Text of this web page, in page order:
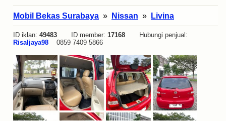
Mobil Bekas Surabaya » Nissan » Livina
ID iklan: 49483 ID member: 17168 Hubungi penjual:
Risaljaya98
0859 7409 5866